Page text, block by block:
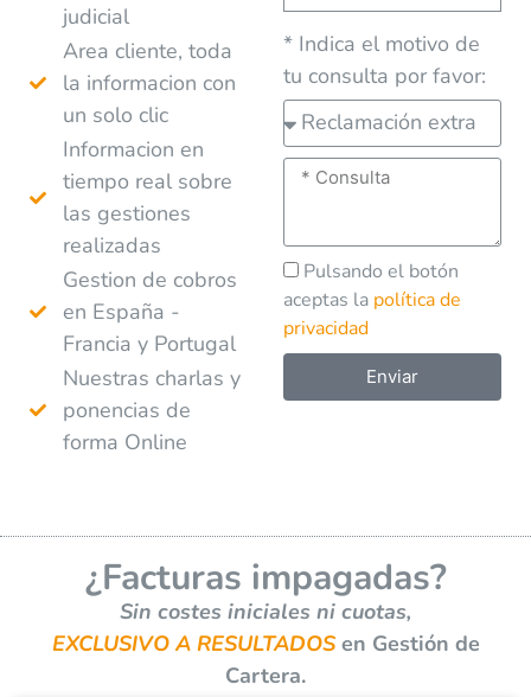
judicial
Area cliente, toda
la informacion con
un solo clic
Informacion en
tiempo real sobre
las gestiones
realizadas
Gestion de cobros
en España -
Francia y Portugal
Nuestras charlas y
ponencias de
forma Online
* Indica el motivo de
tu consulta por favor:
Pulsando el botón
aceptas la política de
privacidad
Enviar
r
n
a
t
i
¿Facturas impagadas?
Sin costes iniciales ni cuotas,
EXCLUSIVO A RESULTADOSen Gestión de
Cartera.